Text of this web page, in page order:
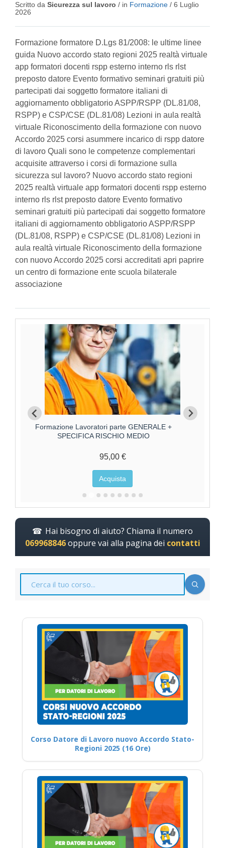
Scritto da Sicurezza sul lavoro / in Formazione / 6 Luglio
2026
Formazione formatore D.Lgs 81/2008: le ultime linee
guida Nuovo accordo stato regioni 2025 realtà virtuale
app formatori docenti rspp esterno interno rls rlst
preposto datore Evento formativo seminari gratuiti più
partecipati dai soggetto formatore italiani di
aggiornamento obbligatorio ASPP/RSPP (DL.81/08,
RSPP) e CSP/CSE (DL.81/08) Lezioni in aula realtà
virtuale Riconoscimento della formazione con nuovo
Accordo 2025 corsi asummere incarico di rspp datore
di lavoro Quali sono le competenze complementari
acquisite attraverso i corsi di formazione sulla
sicurezza sul lavoro? Nuovo accordo stato regioni
2025 realtà virtuale app formatori docenti rspp esterno
interno rls rlst preposto datore Evento formativo
seminari gratuiti più partecipati dai soggetto formatore
italiani di aggiornamento obbligatorio ASPP/RSPP
(DL.81/08, RSPP) e CSP/CSE (DL.81/08) Lezioni in
aula realtà virtuale Riconoscimento della formazione
con nuovo Accordo 2025 corsi accreditati apri paprire
un centro di formazione ente scuola bilaterale
associazione
Formazione Lavoratori parte GENERALE +
SPECIFICA RISCHIO ALTO
125,00 €
Acquista
Hai bisogno di aiuto? Chiama il numero
069968846oppure vai alla pagina dei contatti
Corso Datore di Lavoro nuovo Accordo Stato-
Regioni 2025 (16 Ore)